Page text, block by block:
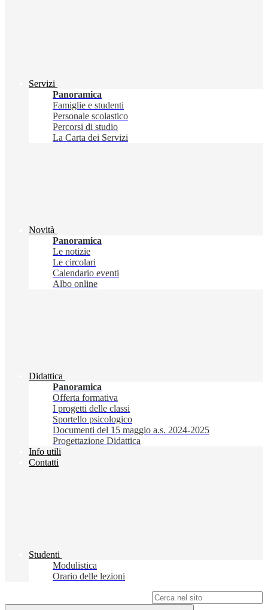
Servizi
Panoramica
Famiglie e studenti
Personale scolastico
Percorsi di studio
La Carta dei Servizi
Novità
Panoramica
Le notizie
Le circolari
Calendario eventi
Albo online
Didattica
Panoramica
Offerta formativa
I progetti delle classi
Sportello psicologico
Documenti del 15 maggio a.s. 2024-2025
Progettazione Didattica
Info utili
Contatti
Studenti
Modulistica
Orario delle lezioni